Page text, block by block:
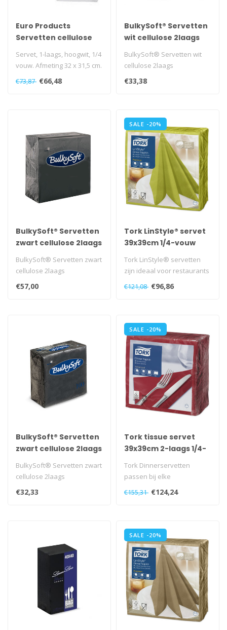
Euro Products
Servetten cellulose
Servet, 1-laags, hoogwit, 1/4
vouw. Afmeting 32 x 31,5 cm.
Doos 9 pak à 500 ser..
€73,87 €66,48
BulkySoft® Servetten
wit cellulose 2laags
BulkySoft® Servetten wit
cellulose 2laags
€33,38
BulkySoft® Servetten
zwart cellulose 2laags
BulkySoft® Servetten zwart
cellulose 2laags
€57,00
SALE -20%
Tork LinStyle® servet
39x39cm 1/4-vouw
pistachio 12x50
Tork LinStyle® servetten
zijn ideaal voor restaurants
met bediening die kwalite..
€121,08 €96,86
BulkySoft® Servetten
zwart cellulose 2laags
BulkySoft® Servetten zwart
cellulose 2laags
€32,33
SALE -20%
Tork tissue servet
39x39cm 2-laags 1/4-
Tork Dinnerservetten
passen bij elke
gelegenheid, zijn stijlvol en
praktisch in ..
€155,31 €124,24
SALE -20%